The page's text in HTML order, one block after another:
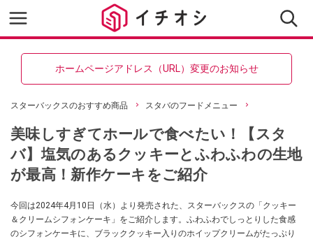
ホームページアドレス（URL）変更のお知らせ
スターバックスのおすすめ商品 スタバのフードメニュー
美味しすぎてホールで食べたい！【スタ
バ】塩気のあるクッキーとふわふわの生地
が最高！新作ケーキをご紹介
今回は2024年4月10日（水）より発売された、スターバックスの「クッキー
＆クリームシフォンケーキ」をご紹介します。ふわふわでしっとりした食感
のシフォンケーキに、ブラッククッキー入りのホイップクリームがたっぷり